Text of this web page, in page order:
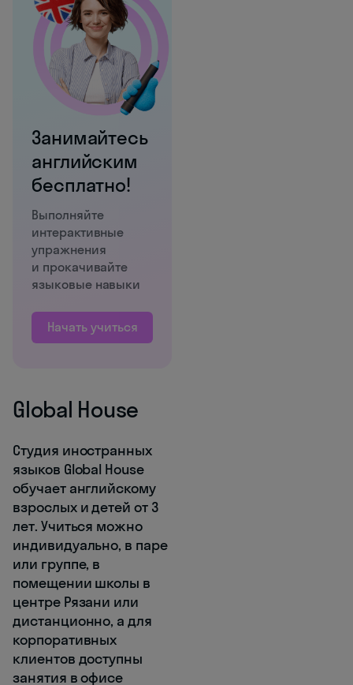
Занимайтесь
английским
бесплатно!
Выполняйте
интерактивные
упражнения
и прокачивайте
языковые навыки
Начать учиться
Global House
Студия иностранных
языков Global House
обучает английскому
взрослых и детей от 3
лет. Учиться можно
индивидуально, в паре
или группе, в
помещении школы в
центре Рязани или
дистанционно, а для
корпоративных
клиентов доступны
занятия в офисе